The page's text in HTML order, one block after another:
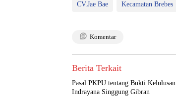
CV.Jae Bae Kecamatan Brebes
Komentar
Berita Terkait
Pasal PKPU tentang Bukti
Indrayana Singgung Gibran